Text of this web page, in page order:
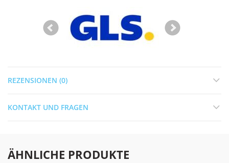
REZENSIONEN (0)
KONTAKT UND FRAGEN
ÄHNLICHE PRODUKTE